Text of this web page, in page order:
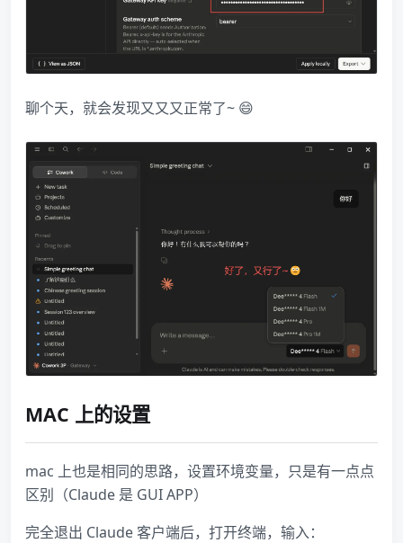
聊个天，就会发现又又又正常了~ 😄
MAC 上的设置
mac 上也是相同的思路，设置环境变量，只是有一点点
区别（Claude 是 GUI APP）
完全退出 Claude 客户端后，打开终端，输入：